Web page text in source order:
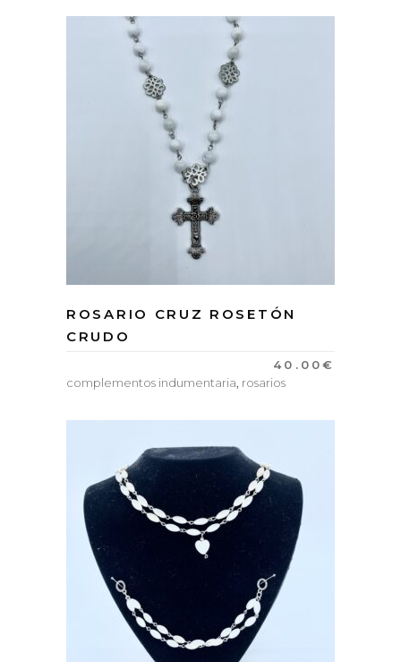
ROSARIO CRUZ ROSETÓN
CRUDO
40.00€
complementos indumentaria rosarios